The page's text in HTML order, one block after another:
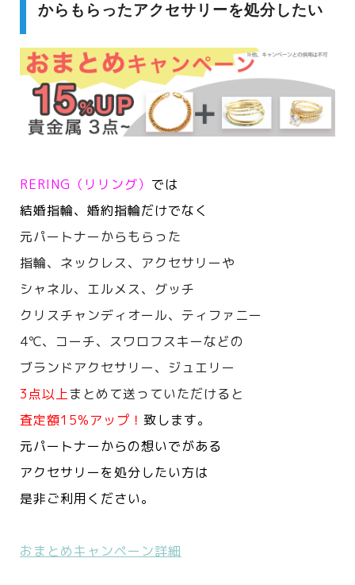
からもらったアクセサリーを処分したい
RERING（リリング） では
結婚指輪、婚約指輪だけでなく
元パートナーからもらった
指輪、ネックレス、アクセサリーや
シャネル、エルメス、 グッチ
クリスチャンディオール、ティファニー
4℃、コーチ、スワロフスキーなどの
ブランドアクセサリー、ジュエリー
3点以上まとめて送っていただけると
査定額15%アップ！ 致します。
元パートナーからの想いでがある
アクセサリーを処分したい方は
是非ご利用ください。
おまとめキャンペーン詳細